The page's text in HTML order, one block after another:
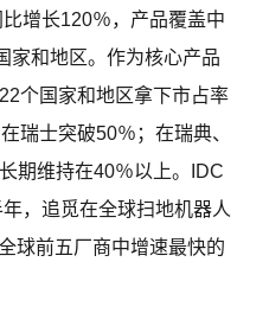
增长120％，产品覆盖中
家和地区。作为核心产品
个国家和地区拿下市占率
瑞士突破50％；在瑞典、
期维持在40％以上。IDC
，追觅在全球扫地机器人
球前五厂商中增速最快的